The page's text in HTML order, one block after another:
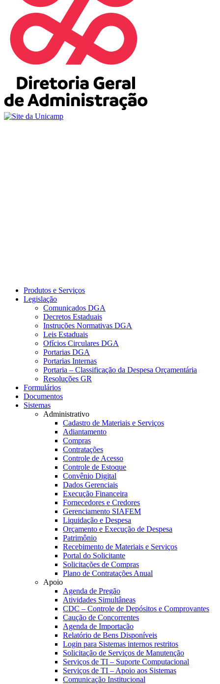
Produtos e Serviços
Legislação
Comunicados DGA
Decretos Estaduais
Instruções Normativas DGA
Leis Estaduais
Ofícios Circulares DGA
Portarias DGA
Portarias Internas
Portaria – Classificação da Despesa Orçamentária
Resoluções GR
Formulários
Documentos
Sistemas
Administrativo
Cadastro de Materiais e Serviços
Adiantamento
Compras
Contratações
Controle de Acesso
Controle de Estoque
Convênio Digital
Dados Gerenciais
Execução Financeira
Fornecedores e Credores
Gerenciamento SIAFEM
Liquidação e Despesa
Orçamento e Execução de Despesa
Patrimônio
Recebimento de Materiais e Serviços
Portal do Solicitante
Solicitações de Compras
Plano de Contratações Anual
Apoio
Agenda de Pregão
Atividades Simultâneas
CDC – Controle de Depósitos e Comprovantes
Caução de Concorrentes
Agenda de Importação
Relatório de Bens Disponíveis
Login para Sistemas internos restritos
Solicitação de Serviços de Manutenção
Serviços de TI – Suporte Computacional
Serviços de TI – Apoio aos Sistemas
Comunicação Institucional